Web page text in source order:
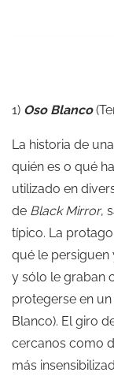
1) Oso Blanco
La historia de
quién es o qué
utilizado en
de Black Mirror,
típico. La
qué le
y sólo le graban
protegerse en
Blanco). El giro
cercanos como
más